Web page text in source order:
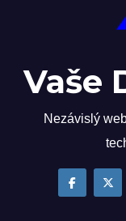
Vaše
Nezávislý